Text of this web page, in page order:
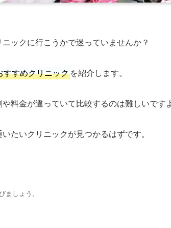
ックに行こうかで迷っていませんか？
すすめクリニックを紹介します。
料金が違っていて比較するのは難しいですよ
たいクリニックが見つかるはずです。
しょう。